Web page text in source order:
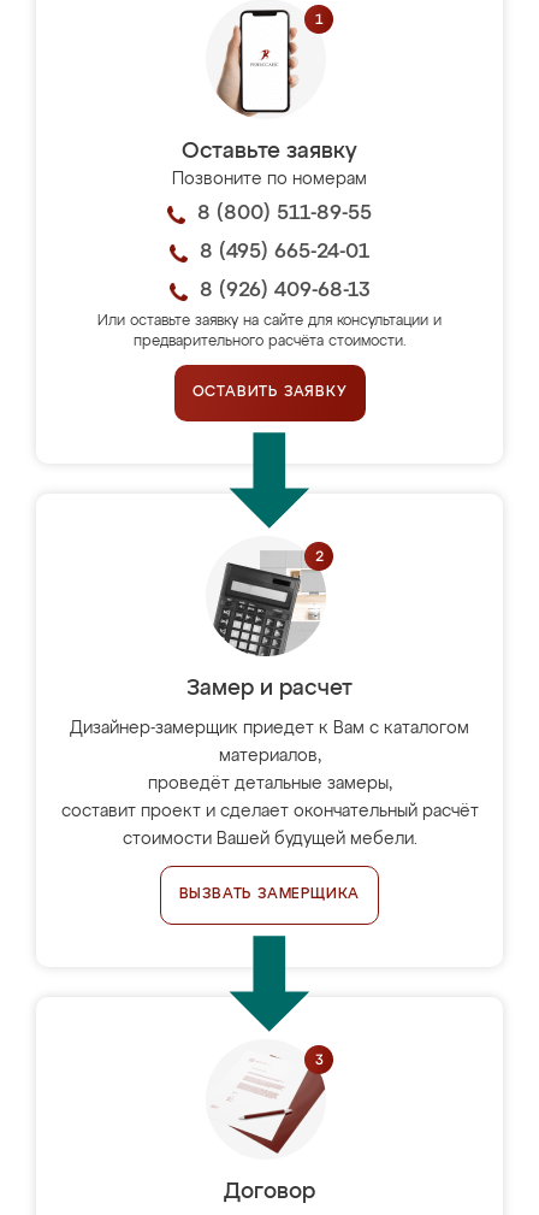
Оставьте заявку
Позвоните по номерам
8 (800) 511-89-55
8 (495) 665-24-01
8 (926) 409-68-13
Или оставьте заявку на сайте для консультации и
предварительного расчёта стоимости.
ОСТАВИТЬ ЗАЯВКУ
Замер и расчет
Дизайнер-замерщик приедет к Вам с каталогом
материалов,
проведёт детальные замеры,
составит проект и сделает окончательный расчёт
стоимости Вашей будущей мебели.
ВЫЗВАТЬ ЗАМЕРЩИКА
Договор